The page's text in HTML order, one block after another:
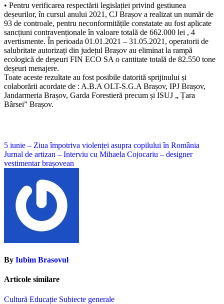
• Pentru verificarea respectării legislației privind gestiunea
deșeurilor, în cursul anului 2021, CJ Brașov a realizat un număr de
93 de controale, pentru neconformitățile constatate au fost aplicate
sancțiuni contravenționale în valoare totală de 662.000 lei , 4
avertismente. În perioada 01.01.2021 – 31.05.2021, operatorii de
salubritate autorizați din județul Brașov au eliminat la rampă
ecologică de deșeuri FIN ECO SA o cantitate totală de 82.550 tone
deșeuri menajere.
Toate aceste rezultate au fost posibile datorită sprijinului și
colaborării acordate de : A.B.A OLT-S.G.A Brașov, IPJ Brașov,
Jandarmeria Brașov, Garda Forestieră precum și ISUJ „ Țara
Bârsei” Brașov.
Navigare
în
5 iunie – Ziua împotriva violenței asupra copilului în România
Jurnal de artizan – Interviu cu Mihaela Cojocariu – designer
vestimentar brașovean
By Iubim Brasovul
Articole similare
Cultură Educație Subiecte generale